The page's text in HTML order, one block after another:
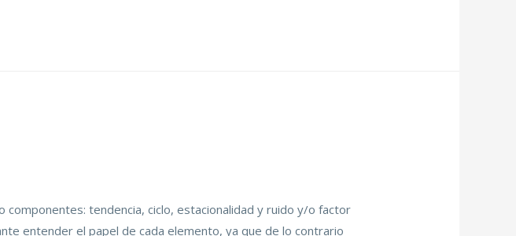
tendencia, ciclo, estacionalidad y ruido y/o factor
entender el papel de cada elemento, ya que de lo contrario